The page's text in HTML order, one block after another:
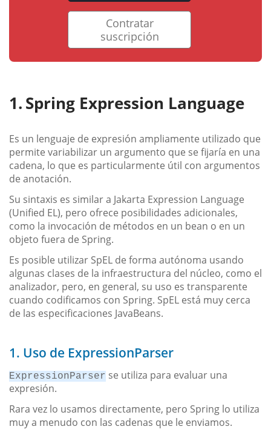
Contratar
suscripción
Spring Expression Language
Es un lenguaje de expresión ampliamente utilizado que
permite variabilizar un argumento que se fijaría en una
cadena, lo que es particularmente útil con argumentos
de anotación.
Su sintaxis es similar a Jakarta Expression Language
(Unified EL), pero ofrece posibilidades adicionales,
como la invocación de métodos en un bean o en un
objeto fuera de Spring.
Es posible utilizar SpEL de forma autónoma usando
algunas clases de la infraestructura del núcleo, como el
analizador, pero, en general, su uso es transparente
cuando codificamos con Spring. SpEL está muy cerca
de las especificaciones JavaBeans.
1. Uso de ExpressionParser
ExpressionParser se utiliza para evaluar una
expresión.
Rara vez lo usamos directamente, pero Spring lo utiliza
muy a menudo con las cadenas que le enviamos.